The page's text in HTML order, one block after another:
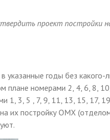
проект постройки
указанные годы без какого-
плане номерами 2, 4, 6, 8,
1, 3, 5 , 7, 9, 11, 13, 15, 17,
их постройку ОМХ